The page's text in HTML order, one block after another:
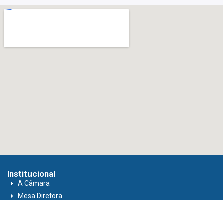
Institucional
A Câmara
Mesa Diretora